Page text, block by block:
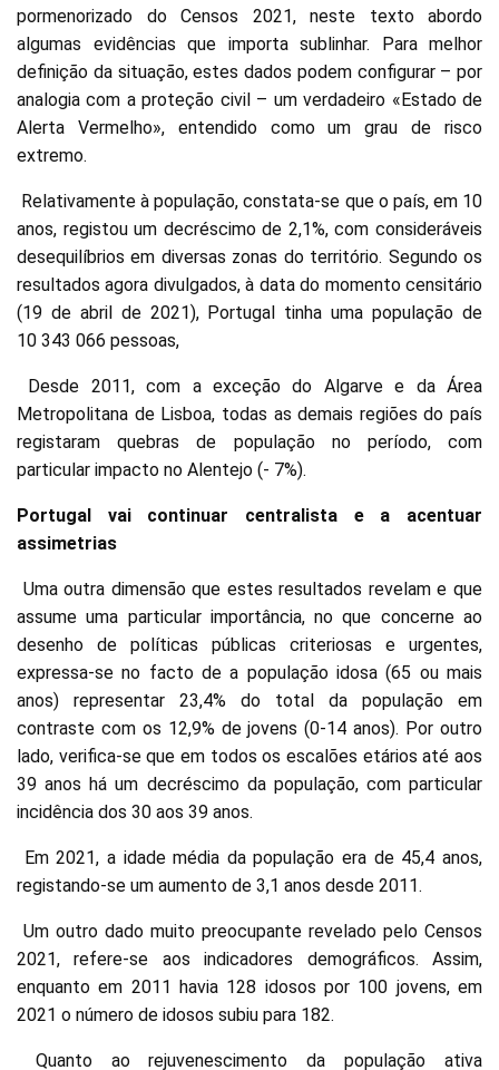
pormenorizado do Censos 2021, neste texto abordo
algumas evidências que importa sublinhar. Para melhor
definição da situação, estes dados podem configurar – por
analogia com a proteção civil – um verdadeiro «Estado de
Alerta Vermelho», entendido como um grau de risco
extremo.
Relativamente à população, constata-se que o país, em 10
anos, registou um decréscimo de 2,1%, com consideráveis
desequilíbrios em diversas zonas do território. Segundo os
resultados agora divulgados, à data do momento censitário
(19 de abril de 2021), Portugal tinha uma população de
10 343 066 pessoas,
Desde 2011, com a exceção do Algarve e da Área
Metropolitana de Lisboa, todas as demais regiões do país
registaram quebras de população no período, com
particular impacto no Alentejo (- 7%).
Portugal vai continuar centralista e a acentuar
assimetrias
Uma outra dimensão que estes resultados revelam e que
assume uma particular importância, no que concerne ao
desenho de políticas públicas criteriosas e urgentes,
expressa-se no facto de a população idosa (65 ou mais
anos) representar 23,4% do total da população em
contraste com os 12,9% de jovens (0-14 anos). Por outro
lado, verifica-se que em todos os escalões etários até aos
39 anos há um decréscimo da população, com particular
incidência dos 30 aos 39 anos.
Em 2021, a idade média da população era de 45,4 anos,
registando-se um aumento de 3,1 anos desde 2011.
Um outro dado muito preocupante revelado pelo Censos
2021, refere-se aos indicadores demográficos. Assim,
enquanto em 2011 havia 128 idosos por 100 jovens, em
2021 o número de idosos subiu para 182.
Quanto ao rejuvenescimento da população ativa